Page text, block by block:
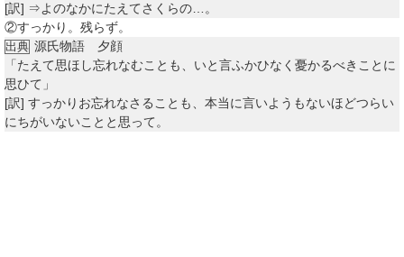
[訳] ⇒よのなかにたえてさくらの…。
②すっかり。残らず。
出典 源氏物語 夕顔
「たえて思ほし忘れなむことも、いと言ふかひなく憂かるべきことに
思ひて」
[訳] すっかりお忘れなさることも、本当に言いようもないほどつらい
にちがいないことと思って。